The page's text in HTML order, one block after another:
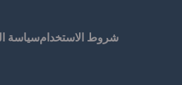
شروط الاستخدامسياسة